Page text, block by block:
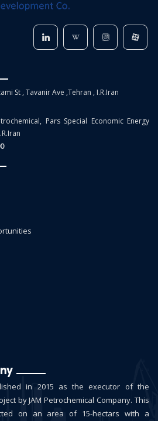
St , Tavanir Ave ,Tehran , I.R.Iran
Pars Special Economic Energy
in 2015 as the executor of the
by JAM Petrochemical Company. This
on an area of 15-hectars with a